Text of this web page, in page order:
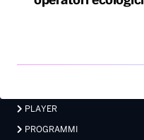
PLAYER
PROGRAMMI